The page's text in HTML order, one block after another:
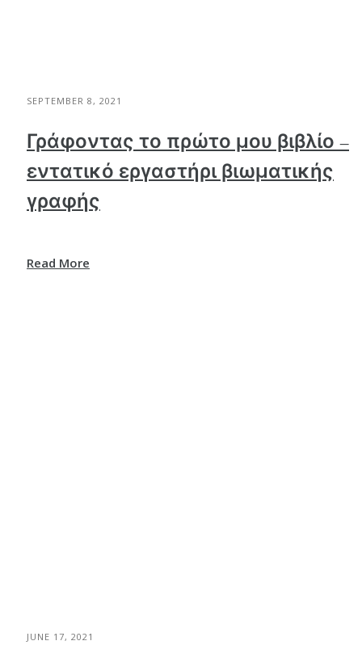
SEPTEMBER 8, 2021
Γράφοντας το πρώτο μου βιβλίο –
εντατικό εργαστήρι βιωματικής
γραφής
Read More
JUNE 17, 2021